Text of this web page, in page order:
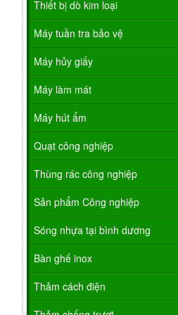
Thiết bị dò kim loại
Máy tuần tra bảo vệ
Máy hủy giấy
Máy làm mát
Máy hút ẩm
Quạt công nghiệp
Thùng rác công nghiệp
Sản phẩm Công nghiệp
Sóng nhựa tại bình dương
Bàn ghế inox
Thảm cách điện